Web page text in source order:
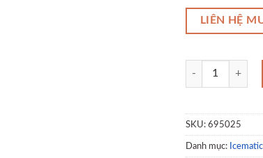
LIÊN HỆ
Lever for sump
SKU: 695025
Danh mục: Icematic